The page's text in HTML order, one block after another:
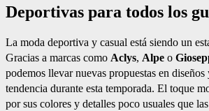
Deportivas para todos los
La moda deportiva y casual está siendo un
Gracias a marcas como Aclys, Alpe o
podemos llevar nuevas propuestas en
tendencia durante esta temporada. El toque
por sus colores y detalles poco usuales que